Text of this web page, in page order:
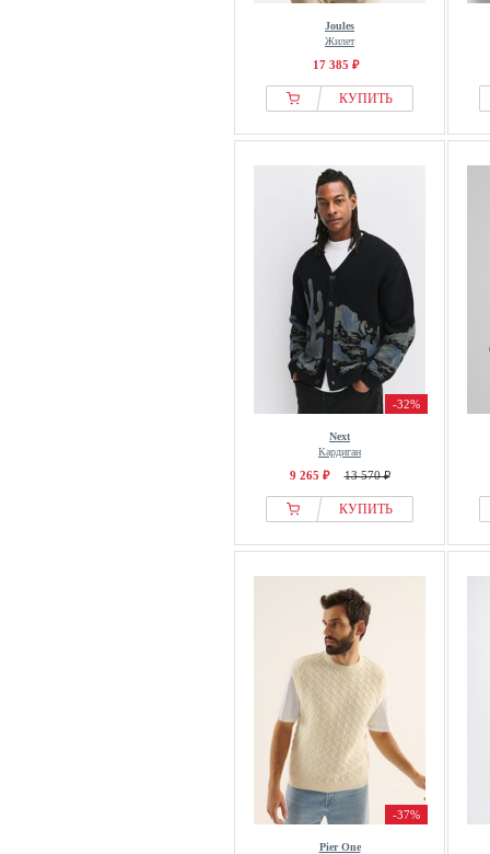
Joules
Жилет
17 385 ₽
КУПИТЬ
-32%
Next
Кардиган
9 265 ₽ 13 570 ₽
КУПИТЬ
-37%
Pier One